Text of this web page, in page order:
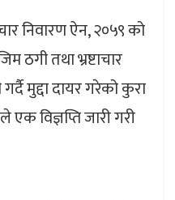
निवारण ऐन, २०५९ को
ठगी तथा भ्रष्टाचार
मुद्दा दायर गरेको कुरा
एक विज्ञप्ति जारी गरी